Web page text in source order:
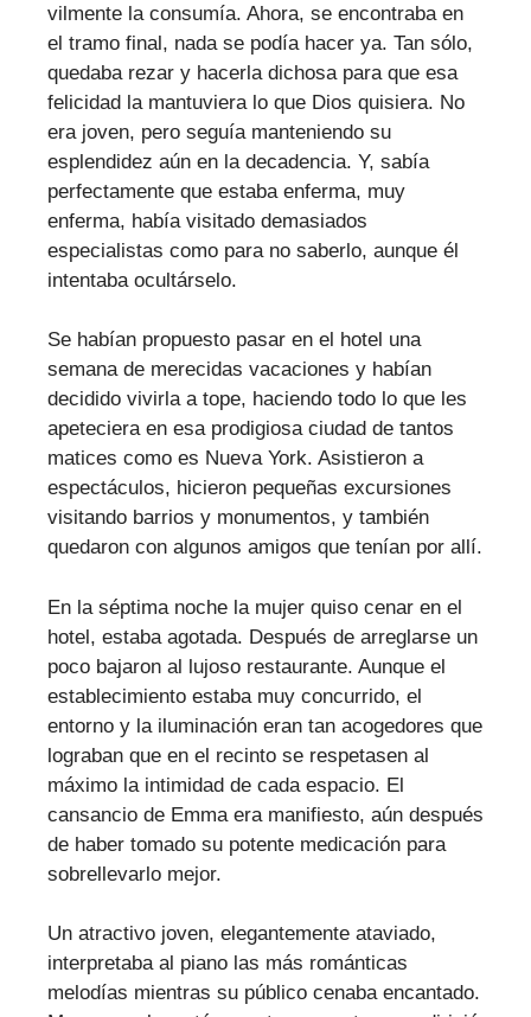
vilmente la consumía. Ahora, se encontraba en
el tramo final, nada se podía hacer ya. Tan sólo,
quedaba rezar y hacerla dichosa para que esa
felicidad la mantuviera lo que Dios quisiera. No
era joven, pero seguía manteniendo su
esplendidez aún en la decadencia. Y, sabía
perfectamente que estaba enferma, muy
enferma, había visitado demasiados
especialistas como para no saberlo, aunque él
intentaba ocultárselo.
Se habían propuesto pasar en el hotel una
semana de merecidas vacaciones y habían
decidido vivirla a tope, haciendo todo lo que les
apeteciera en esa prodigiosa ciudad de tantos
matices como es Nueva York. Asistieron a
espectáculos, hicieron pequeñas excursiones
visitando barrios y monumentos, y también
quedaron con algunos amigos que tenían por allí.
En la séptima noche la mujer quiso cenar en el
hotel, estaba agotada. Después de arreglarse un
poco bajaron al lujoso restaurante. Aunque el
establecimiento estaba muy concurrido, el
entorno y la iluminación eran tan acogedores que
lograban que en el recinto se respetasen al
máximo la intimidad de cada espacio. El
cansancio de Emma era manifiesto, aún después
de haber tomado su potente medicación para
sobrellevarlo mejor.
Un atractivo joven, elegantemente ataviado,
interpretaba al piano las más románticas
melodías mientras su público cenaba encantado.